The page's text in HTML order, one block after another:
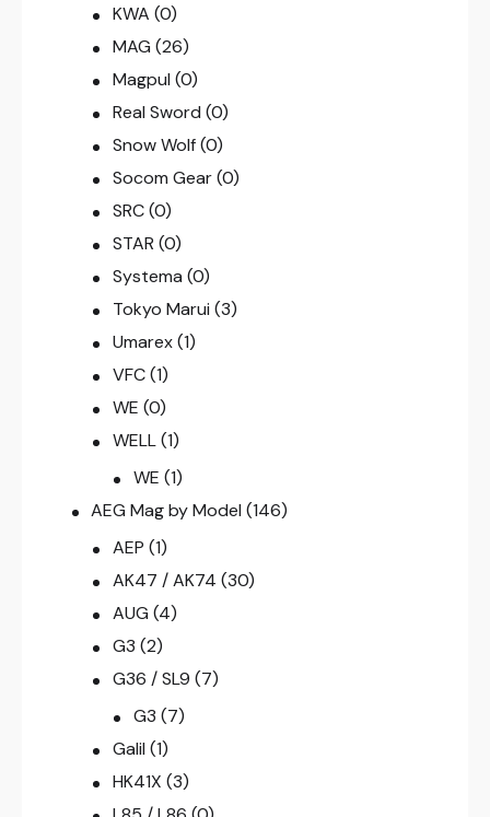
KWA (0)
MAG (26)
Magpul (0)
Real Sword (0)
Snow Wolf (0)
Socom Gear (0)
SRC (0)
STAR (0)
Systema (0)
Tokyo Marui (3)
Umarex (1)
VFC (1)
WE (0)
WELL (1)
WE (1)
AEG Mag by Model (146)
AEP (1)
AK47 / AK74 (30)
AUG (4)
G3 (2)
G36 / SL9 (7)
G3 (7)
Galil (1)
HK41X (3)